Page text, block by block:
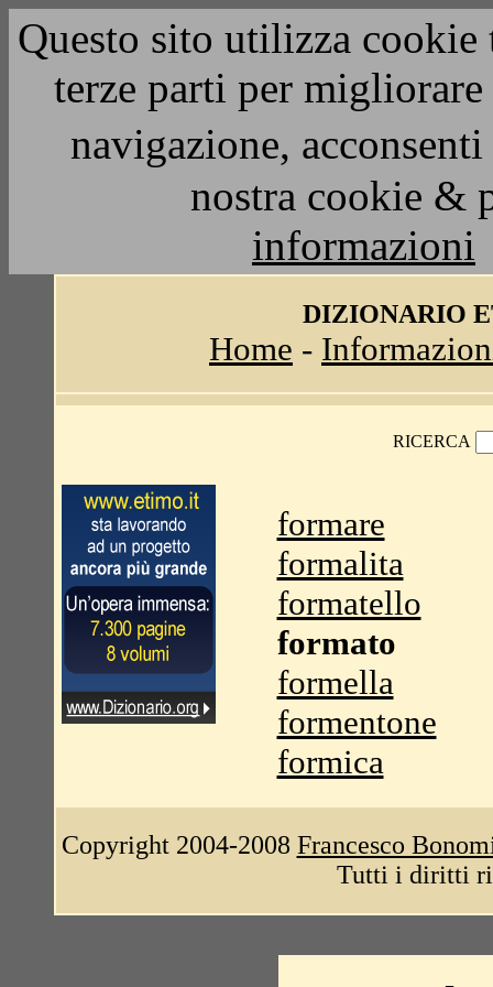
Questo sito utilizza
terze parti per
navigazione,
nostra cookie &
informazioni
DIZIONARIO
Home -
RICERCA
formare
formalita
formatello
formato
formella
formentone
formica
Copyright 2004-2008 Francesco
Tutti i diritti